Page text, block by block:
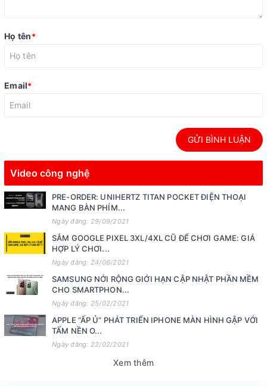
Họ tên*
Email*
GỬI BÌNH LUẬN
Video công nghệ
PRE-ORDER: UNIHERTZ TITAN POCKET ĐIỆN THOẠI
MANG BÀN PHÍM...
Ngày đăng: 29/09/2021
SẮM GOOGLE PIXEL 3XL/4XL CŨ ĐỂ CHƠI GAME: GIÁ
HỢP LÝ CHƠI...
Ngày đăng: 24/06/2021
SAMSUNG NỚI RỘNG GIỚI HẠN CẬP NHẬT PHẦN MỀM
CHO SMARTPHON...
Ngày đăng: 25/02/2021
APPLE “ẤP Ủ” PHÁT TRIỂN IPHONE MÀN HÌNH GẬP VỚI
TẤM NỀN O...
Ngày đăng: 22/02/2021
Xem thêm